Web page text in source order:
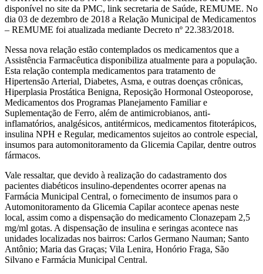
disponível no site da PMC, link secretaria de Saúde, REMUME. No
dia 03 de dezembro de 2018 a Relação Municipal de Medicamentos
– REMUME foi atualizada mediante Decreto nº 22.383/2018.
Nessa nova relação estão contemplados os medicamentos que a
Assistência Farmacêutica disponibiliza atualmente para a população.
Esta relação contempla medicamentos para tratamento de
Hipertensão Arterial, Diabetes, Asma, e outras doenças crônicas,
Hiperplasia Prostática Benigna, Reposição Hormonal Osteoporose,
Medicamentos dos Programas Planejamento Familiar e
Suplementação de Ferro, além de antimicrobianos, anti-
inflamatórios, analgésicos, antitérmicos, medicamentos fitoterápicos,
insulina NPH e Regular, medicamentos sujeitos ao controle especial,
insumos para automonitoramento da Glicemia Capilar, dentre outros
fármacos.
Vale ressaltar, que devido à realização do cadastramento dos
pacientes diabéticos insulino-dependentes ocorrer apenas na
Farmácia Municipal Central, o fornecimento de insumos para o
Automonitoramento da Glicemia Capilar acontece apenas neste
local, assim como a dispensação do medicamento Clonazepam 2,5
mg/ml gotas. A dispensação de insulina e seringas acontece nas
unidades localizadas nos bairros: Carlos Germano Nauman; Santo
Antônio; Maria das Graças; Vila Lenira, Honório Fraga, São
Silvano e Farmácia Municipal Central.